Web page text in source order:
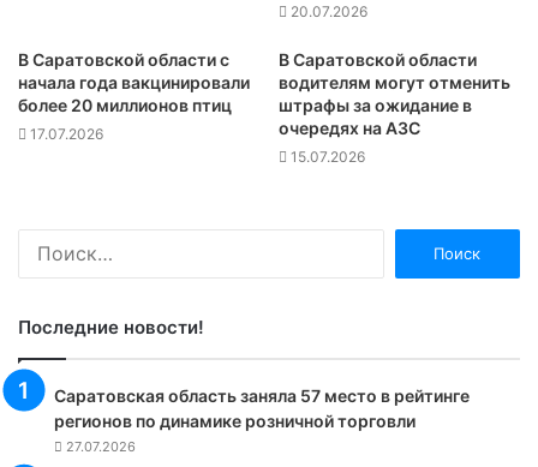
20.07.2026
В Саратовской области с
начала года вакцинировали
более 20 миллионов птиц
17.07.2026
В Саратовской области
водителям могут отменить
штрафы за ожидание в
очередях на АЗС
15.07.2026
Последние новости!
Саратовская область заняла 57 место в рейтинге
регионов по динамике розничной торговли
27.07.2026